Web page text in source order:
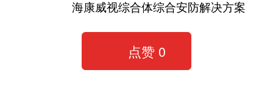
海康威视综合体综合安防解决方案
点赞 0